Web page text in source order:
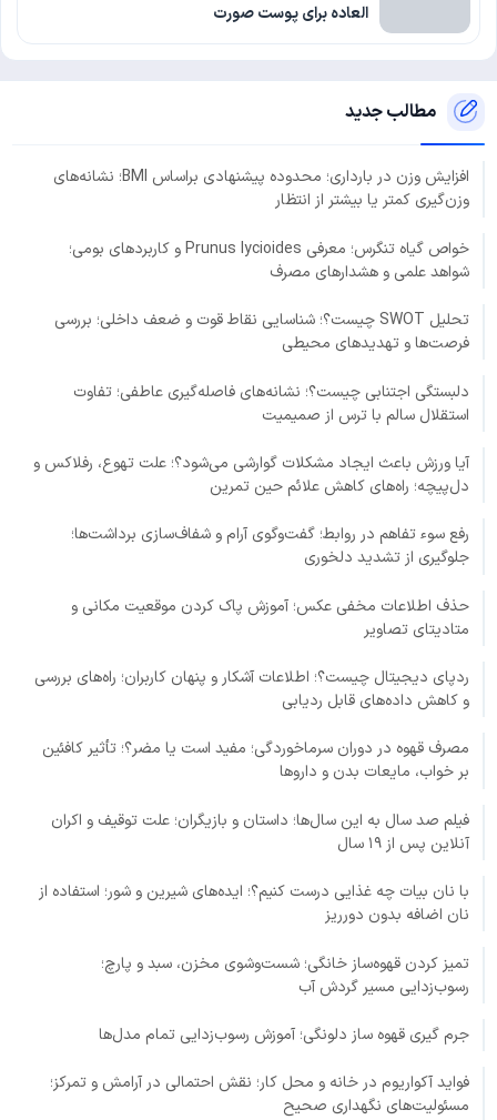
العاده برای پوست صورت
مطالب جدید
افزایش وزن در بارداری؛ محدوده پیشنهادی براساس BMI؛ نشانه‌های
وزن‌گیری کمتر یا بیشتر از انتظار
خواص گیاه تنگرس؛ معرفی Prunus lycioides و کاربردهای بومی؛
شواهد علمی و هشدارهای مصرف
تحلیل SWOT چیست؟؛ شناسایی نقاط قوت و ضعف داخلی؛ بررسی
فرصت‌ها و تهدیدهای محیطی
دلبستگی اجتنابی چیست؟؛ نشانه‌های فاصله‌گیری عاطفی؛ تفاوت
استقلال سالم با ترس از صمیمیت
آیا ورزش باعث ایجاد مشکلات گوارشی می‌شود؟؛ علت تهوع، رفلاکس و
دل‌پیچه؛ راه‌های کاهش علائم حین تمرین
رفع سوء تفاهم در روابط؛ گفت‌وگوی آرام و شفاف‌سازی برداشت‌ها؛
جلوگیری از تشدید دلخوری
حذف اطلاعات مخفی عکس؛ آموزش پاک کردن موقعیت مکانی و
متادیتای تصاویر
ردپای دیجیتال چیست؟؛ اطلاعات آشکار و پنهان کاربران؛ راه‌های بررسی
و کاهش داده‌های قابل ردیابی
مصرف قهوه در دوران سرماخوردگی؛ مفید است یا مضر؟؛ تأثیر کافئین
بر خواب، مایعات بدن و داروها
فیلم صد سال به این سال‌ها؛ داستان و بازیگران؛ علت توقیف و اکران
آنلاین پس از ۱۹ سال
با نان بیات چه غذایی درست کنیم؟؛ ایده‌های شیرین و شور؛ استفاده از
نان اضافه بدون دورریز
تمیز کردن قهوه‌ساز خانگی؛ شست‌وشوی مخزن، سبد و پارچ؛
رسوب‌زدایی مسیر گردش آب
جرم گیری قهوه ساز دلونگی؛ آموزش رسوب‌زدایی تمام مدل‌ها
فواید آکواریوم در خانه و محل کار؛ نقش احتمالی در آرامش و تمرکز؛
مسئولیت‌های نگهداری صحیح